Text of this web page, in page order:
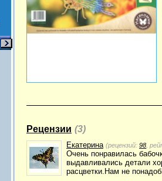
Рецензии (3)
Екатерина (рецензий: 98 ,
Очень понравилась
выдавливались детали
расцветки.Нам не